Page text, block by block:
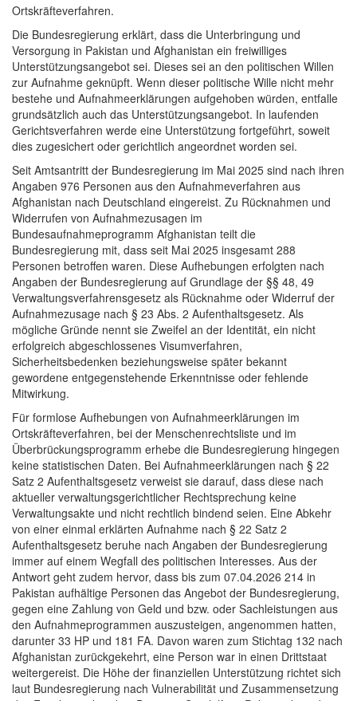
Ortskräfteverfahren.
Die Bundesregierung erklärt, dass die Unterbringung und
Versorgung in Pakistan und Afghanistan ein freiwilliges
Unterstützungsangebot sei. Dieses sei an den politischen Willen
zur Aufnahme geknüpft. Wenn dieser politische Wille nicht mehr
bestehe und Aufnahmeerklärungen aufgehoben würden, entfalle
grundsätzlich auch das Unterstützungsangebot. In laufenden
Gerichtsverfahren werde eine Unterstützung fortgeführt, soweit
dies zugesichert oder gerichtlich angeordnet worden sei.
Seit Amtsantritt der Bundesregierung im Mai 2025 sind nach ihren
Angaben 976 Personen aus den Aufnahmeverfahren aus
Afghanistan nach Deutschland eingereist. Zu Rücknahmen und
Widerrufen von Aufnahmezusagen im
Bundesaufnahmeprogramm Afghanistan teilt die
Bundesregierung mit, dass seit Mai 2025 insgesamt 288
Personen betroffen waren. Diese Aufhebungen erfolgten nach
Angaben der Bundesregierung auf Grundlage der §§ 48, 49
Verwaltungsverfahrensgesetz als Rücknahme oder Widerruf der
Aufnahmezusage nach § 23 Abs. 2 Aufenthaltsgesetz. Als
mögliche Gründe nennt sie Zweifel an der Identität, ein nicht
erfolgreich abgeschlossenes Visumverfahren,
Sicherheitsbedenken beziehungsweise später bekannt
gewordene entgegenstehende Erkenntnisse oder fehlende
Mitwirkung.
Für formlose Aufhebungen von Aufnahmeerklärungen im
Ortskräfteverfahren, bei der Menschenrechtsliste und im
Überbrückungsprogramm erhebe die Bundesregierung hingegen
keine statistischen Daten. Bei Aufnahmeerklärungen nach § 22
Satz 2 Aufenthaltsgesetz verweist sie darauf, dass diese nach
aktueller verwaltungsgerichtlicher Rechtsprechung keine
Verwaltungsakte und nicht rechtlich bindend seien. Eine Abkehr
von einer einmal erklärten Aufnahme nach § 22 Satz 2
Aufenthaltsgesetz beruhe nach Angaben der Bundesregierung
immer auf einem Wegfall des politischen Interesses. Aus der
Antwort geht zudem hervor, dass bis zum 07.04.2026 214 in
Pakistan aufhältige Personen das Angebot der Bundesregierung,
gegen eine Zahlung von Geld und bzw. oder Sachleistungen aus
den Aufnahmeprogrammen auszusteigen, angenommen hatten,
darunter 33 HP und 181 FA. Davon waren zum Stichtag 132 nach
Afghanistan zurückgekehrt, eine Person war in einen Drittstaat
weitergereist. Die Höhe der finanziellen Unterstützung richtet sich
laut Bundesregierung nach Vulnerabilität und Zusammensetzung